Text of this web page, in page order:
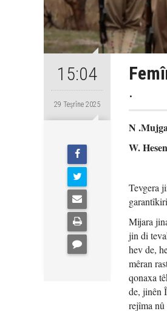
15:04
29 Teşrîne 2025
.
N
W.
Tevgera
Mijara
jin di
hev de,
mêran
qonaxa
de, jinên
rejîma